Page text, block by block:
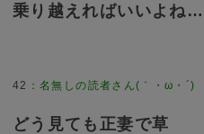
乗り越えればいいよね…
42 ：名無しの読者さん(｀・ω・´)
どう見ても正妻で草